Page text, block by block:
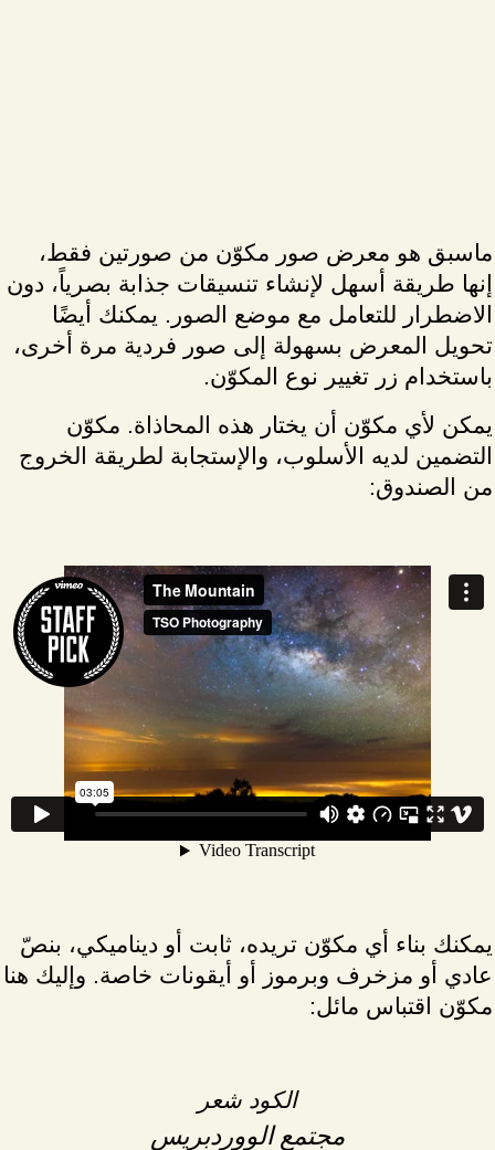
ماسبق هو معرض صور مكوّن من صورتين فقط،
إنها طريقة أسهل لإنشاء تنسيقات جذابة بصرياً، دون
الاضطرار للتعامل مع موضع الصور. يمكنك أيضًا
تحويل المعرض بسهولة إلى صور فردية مرة أخرى،
باستخدام زر تغيير نوع المكوّن.
يمكن لأي مكوّن أن يختار هذه المحاذاة. مكوّن
التضمين لديه الأسلوب، والإستجابة لطريقة الخروج
من الصندوق:
يمكنك بناء أي مكوّن تريده، ثابت أو ديناميكي، بنصّ
عادي أو مزخرف وبرموز أو أيقونات خاصة. وإليك هنا
مكوّن اقتباس مائل:
الكود شعر
مجتمع الووردبريس